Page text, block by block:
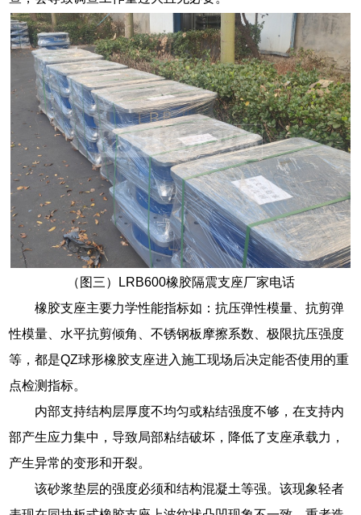
（图三）LRB600橡胶隔震支座厂家电话
橡胶支座主要力学性能指标如：抗压弹性模量、抗剪弹
性模量、水平抗剪倾角、不锈钢板摩擦系数、极限抗压强度
等，都是QZ球形橡胶支座进入施工现场后决定能否使用的重
点检测指标。
内部支持结构层厚度不均匀或粘结强度不够，在支持内
部产生应力集中，导致局部粘结破坏，降低了支座承载力，
产生异常的变形和开裂。
该砂浆垫层的强度必须和结构混凝土等强。该现象轻者